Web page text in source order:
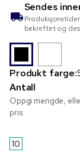
Sendes
bekreftet og
Produkt farge:
Antall
Oppgi mengde,
pris.
10